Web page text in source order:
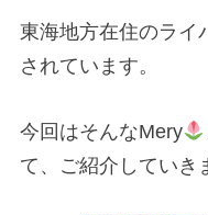
東海地方在住のライ
されています。
今回はそんなMery
て、ご紹介していき